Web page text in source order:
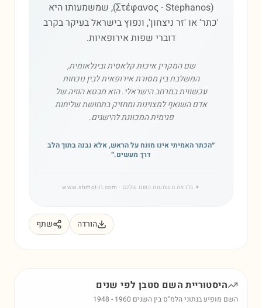
(Στέφανος - Stephanos), שמשמעותו היא
'כתר' או 'זר ניצחון', ונפוץ בישראל בעיקר בקרב
דוברי שפות אירופאיות.
שם המקרין איכות קלאסית ובינלאומית,
המשלבת בין מסורת אירופאית לבין נוכחות
עכשווית במרחב הישראלי. הוא מבטא הוויה של
אדם השואף למצוינות ומחזיק בתחושת שליחות
פנימית המכוונת להישגים.
״הכתר האמיתי אינו מונח על הראש, אלא נבנה בתוך הלב
דרך מעשים.״
✦ גלו את משמעות השם שלכם · www.shmot-il.com
הורדה שתף
היסטוריית השם סטבן לפי שנים
השם מופיע בנתוני הלמ"ס בין השנים 1948 - 1960